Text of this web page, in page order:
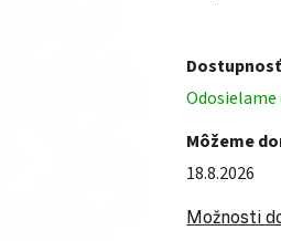
Dostupnosť
Odosielame
Môžeme
18.8.2026
Možnosti